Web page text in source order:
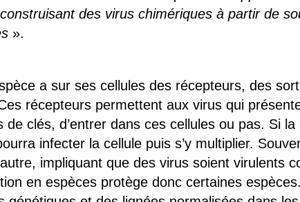
des virus chimériques à partir de
».
a sur ses cellules des récepteurs, des
Ces récepteurs permettent aux virus qui
de clés, d’entrer dans ces cellules ou pas. Si
infecter la cellule puis s’y multiplier.
impliquant que des virus soient virulents
en espèces protège donc certaines